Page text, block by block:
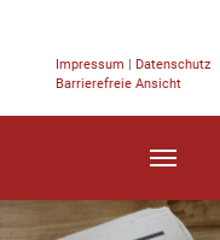
Impressum | Datenschutz
Barrierefreie Ansicht